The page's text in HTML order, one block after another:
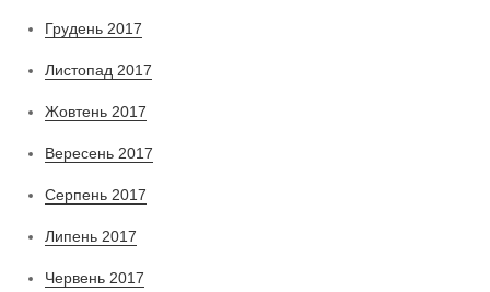
Грудень 2017
Листопад 2017
Жовтень 2017
Вересень 2017
Серпень 2017
Липень 2017
Червень 2017